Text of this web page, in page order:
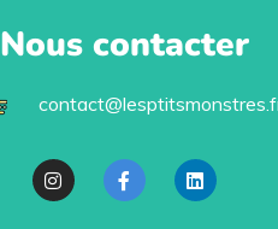
Nous contacter